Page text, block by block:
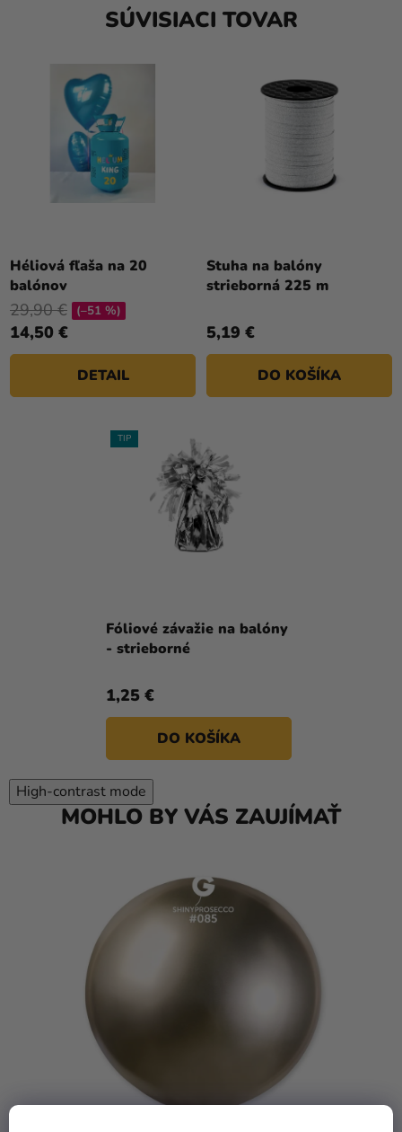
SÚVISIACI TOVAR
Héliová fľaša na 20
balónov
hodnotenie
je
5,0
5
hviezdičiek.
14,50 €
29,90 € (–51 %)
DETAIL
Stuha na balóny
strieborná 225 m
5,19 €
DO KOŠÍKA
TIP
Fóliové závažie na balóny
- strieborné
1,25 €
DO KOŠÍKA
High-contrast mode
MOHLO BY VÁS ZAUJÍMAŤ